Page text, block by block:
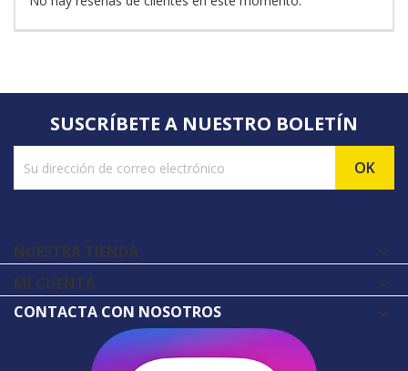
SUSCRÍBETE A NUESTRO BOLETÍN
NUESTRA TIENDA 
MI CUENTA 
CONTACTA CON NOSOTROS